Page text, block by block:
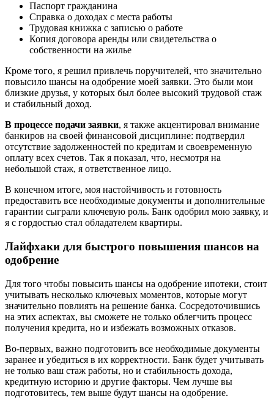
Паспорт гражданина
Справка о доходах с места работы
Трудовая книжка с записью о работе
Копия договора аренды или свидетельства о
собственности на жилье
Кроме того, я решил привлечь поручителей, что значительно
повысило шансы на одобрение моей заявки. Это были мои
близкие друзья, у которых был более высокий трудовой стаж
и стабильный доход.
В процессе подачи заявки, я также акцентировал внимание
банкиров на своей финансовой дисциплине: подтвердил
отсутствие задолженностей по кредитам и своевременную
оплату всех счетов. Так я показал, что, несмотря на
небольшой стаж, я ответственное лицо.
В конечном итоге, моя настойчивость и готовность
предоставить все необходимые документы и дополнительные
гарантии сыграли ключевую роль. Банк одобрил мою заявку, и
я с гордостью стал обладателем квартиры.
Лайфхаки для быстрого повышения шансов на
одобрение
Для того чтобы повысить шансы на одобрение ипотеки, стоит
учитывать несколько ключевых моментов, которые могут
значительно повлиять на решение банка. Сосредоточившись
на этих аспектах, вы сможете не только облегчить процесс
получения кредита, но и избежать возможных отказов.
Во-первых, важно подготовить все необходимые документы
заранее и убедиться в их корректности. Банк будет учитывать
не только ваш стаж работы, но и стабильность дохода,
кредитную историю и другие факторы. Чем лучше вы
подготовитесь, тем выше будут шансы на одобрение.